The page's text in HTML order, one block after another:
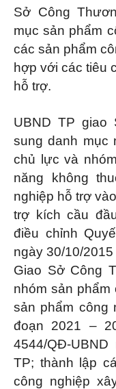
Sở Công
mục sản phẩm
các sản phẩm
hợp với các tiêu
hỗ trợ.
UBND TP
sung danh mục
chủ lực và
năng không
nghiệp hỗ trợ
trợ kích cầu
điều chỉnh
ngày 30/10/
Giao Sở Công
nhóm sản
sản phẩm công
đoạn 2021 –
4544/QĐ-
TP; thành lập
công nghiệp